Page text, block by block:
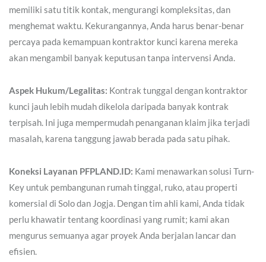
memiliki satu titik kontak, mengurangi kompleksitas, dan
menghemat waktu. Kekurangannya, Anda harus benar-benar
percaya pada kemampuan kontraktor kunci karena mereka
akan mengambil banyak keputusan tanpa intervensi Anda.
Aspek Hukum/Legalitas: Kontrak tunggal dengan kontraktor
kunci jauh lebih mudah dikelola daripada banyak kontrak
terpisah. Ini juga mempermudah penanganan klaim jika terjadi
masalah, karena tanggung jawab berada pada satu pihak.
Koneksi Layanan PFPLAND.ID: Kami menawarkan solusi Turn-
Key untuk pembangunan rumah tinggal, ruko, atau properti
komersial di Solo dan Jogja. Dengan tim ahli kami, Anda tidak
perlu khawatir tentang koordinasi yang rumit; kami akan
mengurus semuanya agar proyek Anda berjalan lancar dan
efisien.